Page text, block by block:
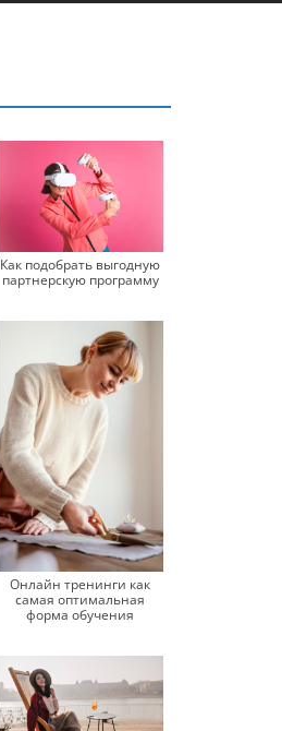
Как подобрать выгодную
партнерскую программу
Онлайн тренинги как
самая оптимальная
форма обучения